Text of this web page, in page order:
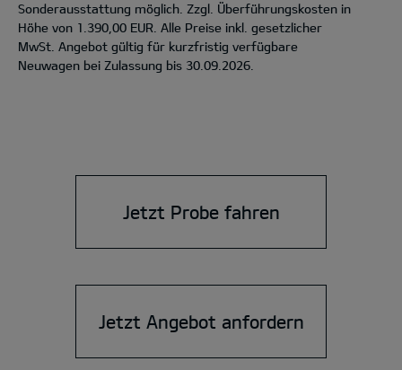
Sonderausstattung möglich. Zzgl. Überführungskosten in
Höhe von 1.390,00 EUR. Alle Preise inkl. gesetzlicher
MwSt. Angebot gültig für kurzfristig verfügbare
Neuwagen bei Zulassung bis 30.09.2026.
Jetzt Probe fahren
Jetzt Angebot anfordern